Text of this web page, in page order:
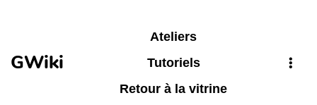
GWiki
Ateliers
Tutoriels
Retour à la vitrine